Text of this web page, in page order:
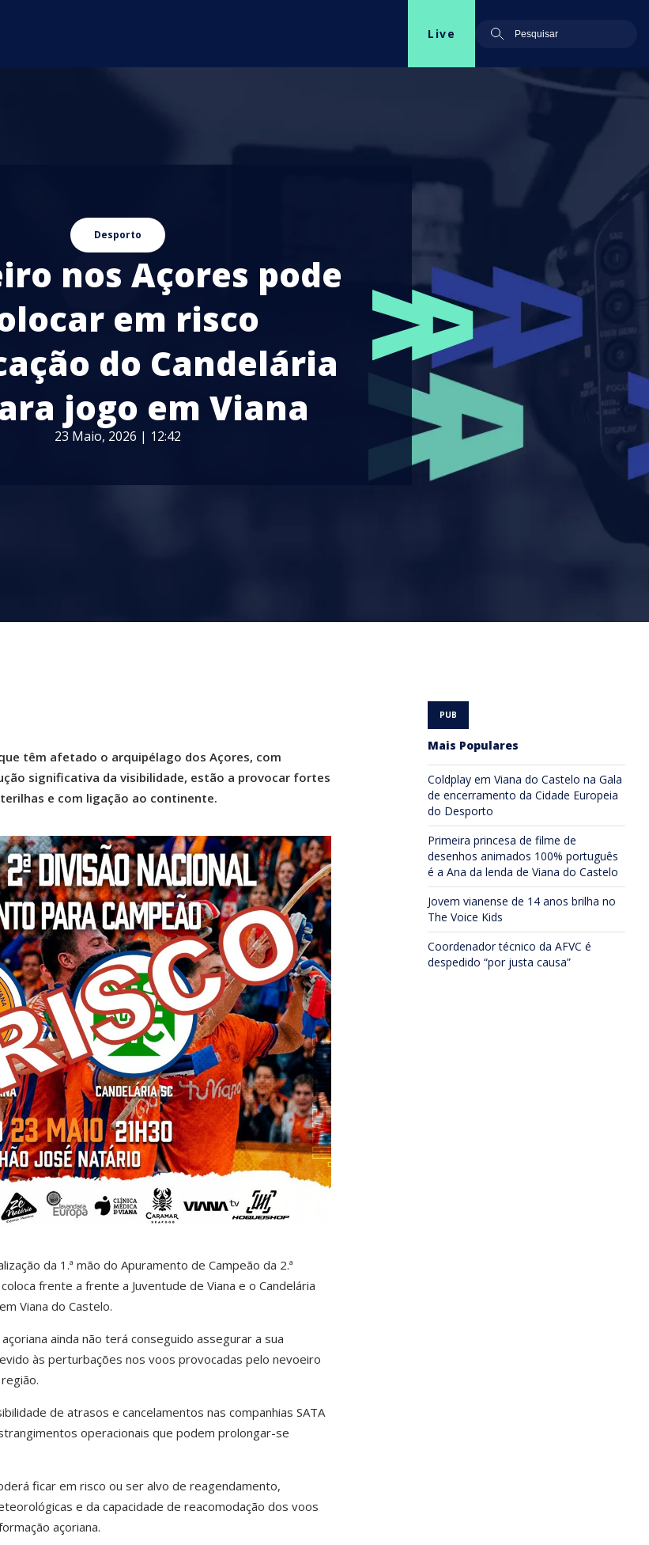
Live
Desporto
nos Açores pode
em risco
do Candelária
jogo em Viana
23 Maio, 2026 | 12:42
têm afetado o arquipélago dos Açores, com
significativa da visibilidade, estão a provocar fortes
e com ligação ao continente.
da 1.ª mão do Apuramento de Campeão da 2.ª
frente a frente a Juventude de Viana e o Candelária
Viana do Castelo.
ainda não terá conseguido assegurar a sua
às perturbações nos voos provocadas pelo nevoeiro
de atrasos e cancelamentos nas companhias SATA
operacionais que podem prolongar-se
ficar em risco ou ser alvo de reagendamento,
e da capacidade de reacomodação dos voos
açoriana.
Mais Populares
Coldplay em Viana do Castelo na Gala
de encerramento da Cidade Europeia
do Desporto
Primeira princesa de filme de
desenhos animados 100% português
é a Ana da lenda de Viana do Castelo
Jovem vianense de 14 anos brilha no
The Voice Kids
Coordenador técnico da AFVC é
despedido “por justa causa”